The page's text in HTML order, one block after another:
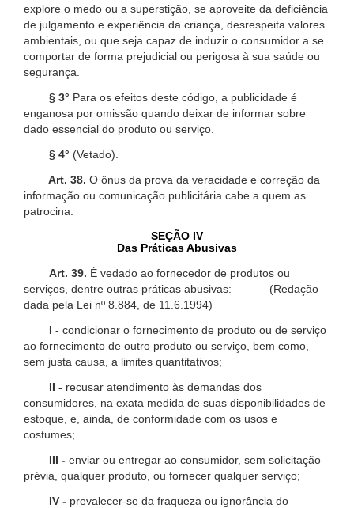
explore o medo ou a superstição, se aproveite da deficiência
de julgamento e experiência da criança, desrespeita valores
ambientais, ou que seja capaz de induzir o consumidor a se
comportar de forma prejudicial ou perigosa à sua saúde ou
segurança.
§ 3° Para os efeitos deste código, a publicidade é
enganosa por omissão quando deixar de informar sobre
dado essencial do produto ou serviço.
§ 4° (Vetado).
Art. 38. O ônus da prova da veracidade e correção da
informação ou comunicação publicitária cabe a quem as
patrocina.
SEÇÃO IV
Das Práticas Abusivas
Art. 39. É vedado ao fornecedor de produtos ou
serviços, dentre outras práticas abusivas: (Redação
dada pela Lei nº 8.884, de 11.6.1994)
I - condicionar o fornecimento de produto ou de serviço
ao fornecimento de outro produto ou serviço, bem como,
sem justa causa, a limites quantitativos;
II - recusar atendimento às demandas dos
consumidores, na exata medida de suas disponibilidades de
estoque, e, ainda, de conformidade com os usos e
costumes;
III - enviar ou entregar ao consumidor, sem solicitação
prévia, qualquer produto, ou fornecer qualquer serviço;
IV - prevalecer-se da fraqueza ou ignorância do